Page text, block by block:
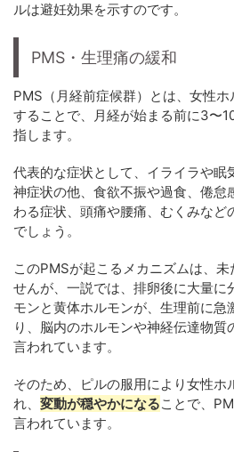
ルは避妊効果を示すのです。
PMS・生理痛の緩和
PMS（月経前症候群）とは、女性
することで、月経が始まる前に3〜
指します。
代表的な症状として、イライラや眠
神症状の他、食欲不振や過食、倦怠
わる症状、頭痛や腰痛、むくみなど
でしょう。
このPMSが起こるメカニズムは、
せんが、一説では、排卵後に大量に
モンと黄体ホルモンが、生理前に急
り、脳内のホルモンや神経伝達物質
言われています。
そのため、ピルの服用により女性ホ
れ、 変動が穏やかになることで、
言われています。